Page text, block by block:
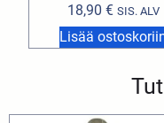
18,90 € SIS. ALV
Lisää